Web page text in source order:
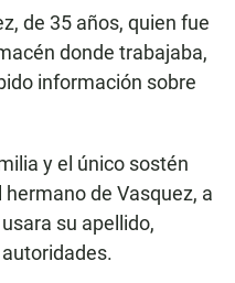
de 35 años, quien fue
donde trabajaba,
información sobre
y el único sostén
hermano de Vasquez, a
su apellido,